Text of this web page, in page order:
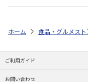
ホーム 食品・グルメスト
ご利用ガイド
お問い合わせ